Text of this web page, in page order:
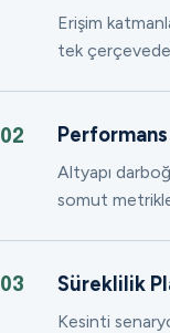
Erişim
tek çerçevede
02
Altyapı
somut
03 Süreklilik
Kesinti